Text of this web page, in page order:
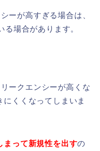
ーが高すぎる場合は、
場合があります。
ークエンシーが高くな
くくなってしまいま
まって新規性を出すの